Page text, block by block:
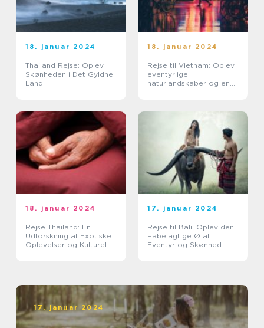
18. januar 2024
Thailand Rejse: Oplev
Skønheden i Det Gyldne
Land
18. januar 2024
Rejse til Vietnam: Oplev
eventyrlige
naturlandskaber og en
18. januar 2024
Rejse Thailand: En
Udforskning af Exotiske
Oplevelser og Kulturel
17. januar 2024
Rejse til Bali: Oplev den
Fabelagtige Ø af
Eventyr og Skønhed
17. januar 2024